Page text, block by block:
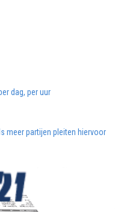
dag, per uur
meer partijen pleiten hiervoor